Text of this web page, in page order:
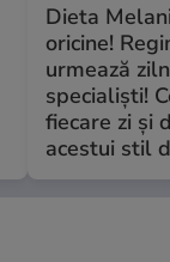
Dieta
oricine!
urmează
specialiști!
fiecare zi și
acestui stil